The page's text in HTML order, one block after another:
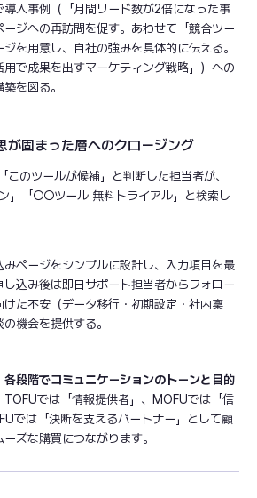
導入事例（「月間リード数が2倍になった事
ジへの再訪問を促す。あわせて「競合ツー
を用意し、自社の強みを具体的に伝える。
で成果を出すマーケティング戦略」）への
を図る。
が固まった層へのクロージング
このツールが候補」と判断した担当者が、
」「○○ツール 無料トライアル」と検索し
ページをシンプルに設計し、入力項目を最
込み後は即日サポート担当者からフォロー
た不安（データ移行・初期設定・社内稟
機会を提供する。
各段階でコミュニケーションのトーンと目的
TOFUでは「情報提供者」、MOFUでは「信
では「決断を支えるパートナー」として顧
ズな購買につながります。